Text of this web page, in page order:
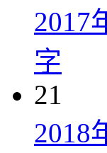
2017
字
21
2018